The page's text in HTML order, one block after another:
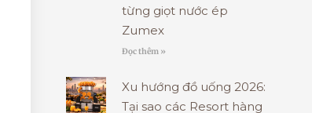
từng giọt nước ép
Zumex
Đọc thêm »
Xu hướng đồ uống 2026:
Tại sao các Resort hàng